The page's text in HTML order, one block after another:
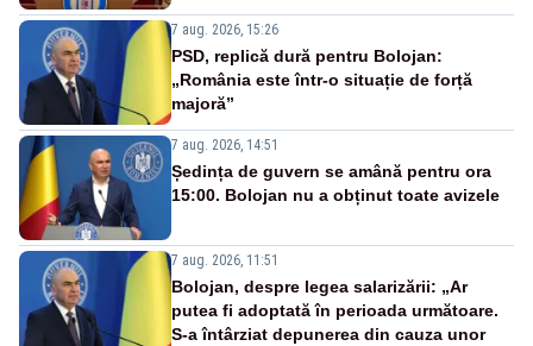
7 aug. 2026, 15:26
PSD, replică dură pentru Bolojan:
„România este într-o situație de forță
majoră”
7 aug. 2026, 14:51
Ședința de guvern se amână pentru ora
15:00. Bolojan nu a obținut toate avizele
7 aug. 2026, 11:51
Bolojan, despre legea salarizării: „Ar
putea fi adoptată în perioada următoare.
S-a întârziat depunerea din cauza unor